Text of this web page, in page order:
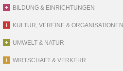
BILDUNG & EINRICHTUNGEN
KULTUR, VEREINE & ORGANISATIONEN
UMWELT & NATUR
WIRTSCHAFT & VERKEHR